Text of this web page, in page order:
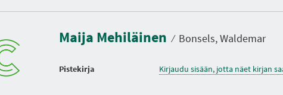
Maija Mehiläinen ⁄ Bonsels, Waldemar
Pistekirja Kirjaudu sisään, jotta näet kirjan